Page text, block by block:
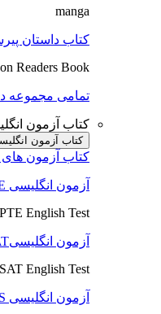
manga
کتاب داستان
Readers Book
تمامی مجموعه
کتاب آزمون
کتاب آزمون
کتاب آزمون های
آزمون انگلیسی PTE
PTE English Test
آزمون انگلیسیSAT
SAT English Test
آزمون انگلیسی YOS